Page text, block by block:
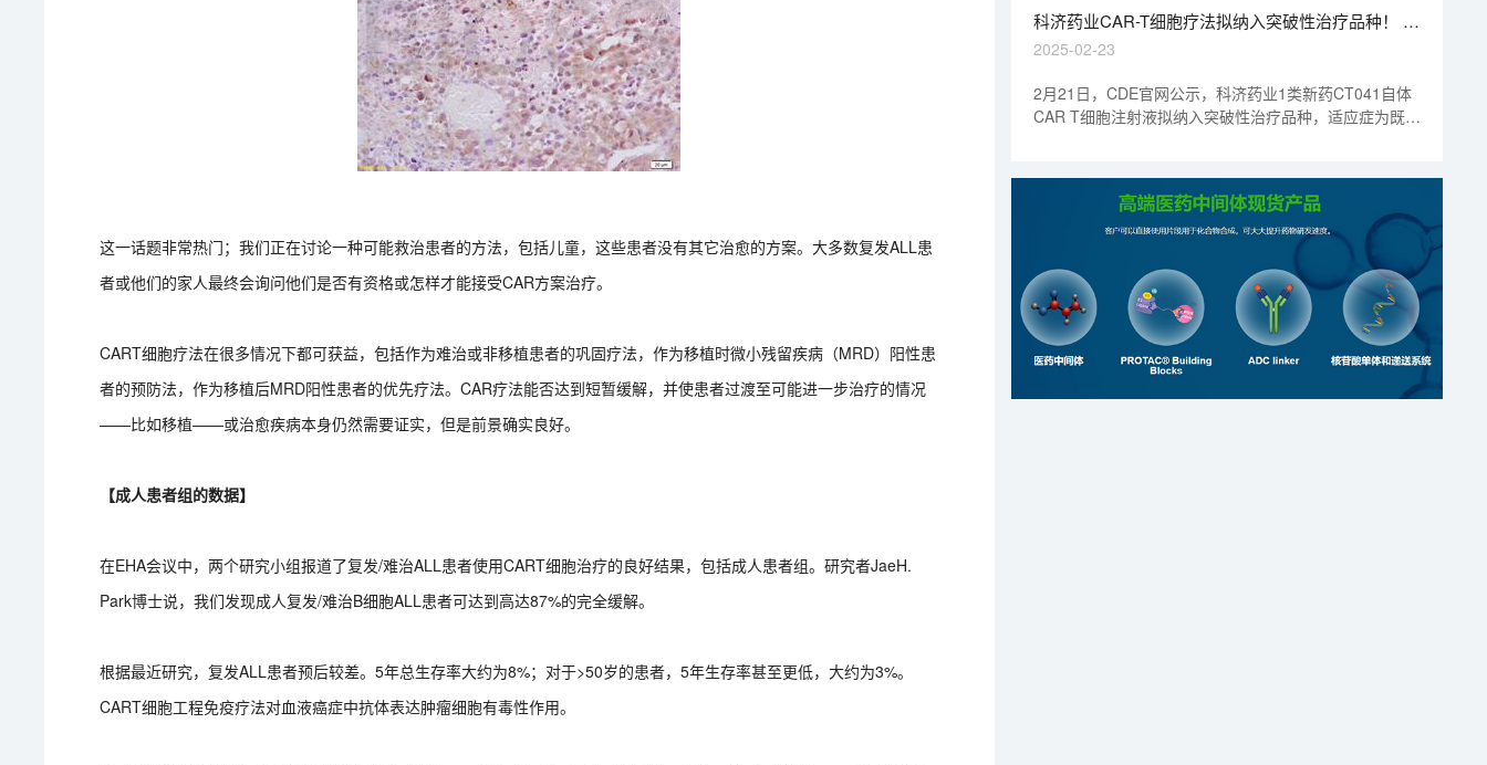
这一话题非常热门；我们正在讨论一种可能救治患者的方法，包括儿童，这些患者没有其它治愈的方案。大多数复发ALL患
者或他们的家人最终会询问他们是否有资格或怎样才能接受CAR方案治疗。
CART细胞疗法在很多情况下都可获益，包括作为难治或非移植患者的巩固疗法，作为移植时微小残留疾病（MRD）阳性患
者的预防法，作为移植后MRD阳性患者的优先疗法。CAR疗法能否达到短暂缓解，并使患者过渡至可能进一步治疗的情况
——比如移植——或治愈疾病本身仍然需要证实，但是前景确实良好。
【成人患者组的数据】
在EHA会议中，两个研究小组报道了复发/难治ALL患者使用CART细胞治疗的良好结果，包括成人患者组。研究者JaeH.
Park博士说，我们发现成人复发/难治B细胞ALL患者可达到高达87%的完全缓解。
根据最近研究，复发ALL患者预后较差。5年总生存率大约为8%；对于>50岁的患者，5年生存率甚至更低，大约为3%。
CART细胞工程免疫疗法对血液癌症中抗体表达肿瘤细胞有毒性作用。
科济药业CAR-T细胞疗法拟纳入突破性治疗品种！ |
1分钟药闻速览
2025-02-23
2月21日，CDE官网公示，科济药业1类新药CT041自体
CAR T细胞注射液拟纳入突破性治疗品种，适应症为既往
自体CAR-T细胞候选产品舒瑞基奥仑赛注射液。